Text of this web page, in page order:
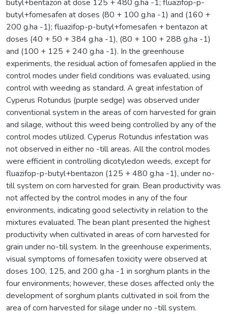
butyl+bentazon at dose 125 + 480 g.ha -1; fluazifop-p-
butyl+fomesafen at doses (80 + 100 g.ha -1) and (160 +
200 g.ha -1); fluazifop-p-butyl+fomesafen + bentazon at
doses (40 + 50 + 384 g.ha -1), (80 + 100 + 288 g.ha -1)
and (100 + 125 + 240 g.ha -1). In the greenhouse
experiments, the residual action of fomesafen applied in the
control modes under field conditions was evaluated, using
control with weeding as standard. A great infestation of
Cyperus Rotundus (purple sedge) was observed under
conventional system in the areas of corn harvested for grain
and silage, without this weed being controlled by any of the
control modes utilized. Cyperus Rotundus infestation was
not observed in either no -till areas. All the control modes
were efficient in controlling dicotyledon weeds, except for
fluazifop-p-butyl+bentazon (125 + 480 g.ha -1), under no-
till system on corn harvested for grain. Bean productivity was
not affected by the control modes in any of the four
environments, indicating good selectivity in relation to the
mixtures evaluated. The bean plant presented the highest
productivity when cultivated in areas of corn harvested for
grain under no-till system. In the greenhouse experiments,
visual symptoms of fomesafen toxicity were observed at
doses 100, 125, and 200 g.ha -1 in sorghum plants in the
four environments; however, these doses affected only the
development of sorghum plants cultivated in soil from the
area of corn harvested for silage under no -till system.